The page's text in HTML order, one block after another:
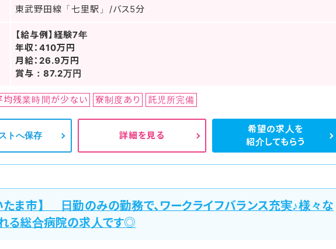
東武野田線「七里駅」/バス5分
【給与例】経験7年
年収：410万円
月給：26.9万円
賞与：87.2万円
均残業時間が少ない 寮制度あり 託児所完備
トへ保存 詳細を見る
希望の求人を
紹介してもらう
たま市】 日勤のみの勤務で、ワークライフバランス充実♪様々な
る総合病院の求人です◎